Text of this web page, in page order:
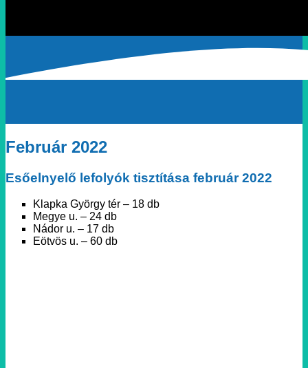
Február 2022
Esőelnyelő lefolyók tisztítása február 2022
Klapka György tér – 18 db
Megye u. – 24 db
Nádor u. – 17 db
Eötvös u. – 60 db